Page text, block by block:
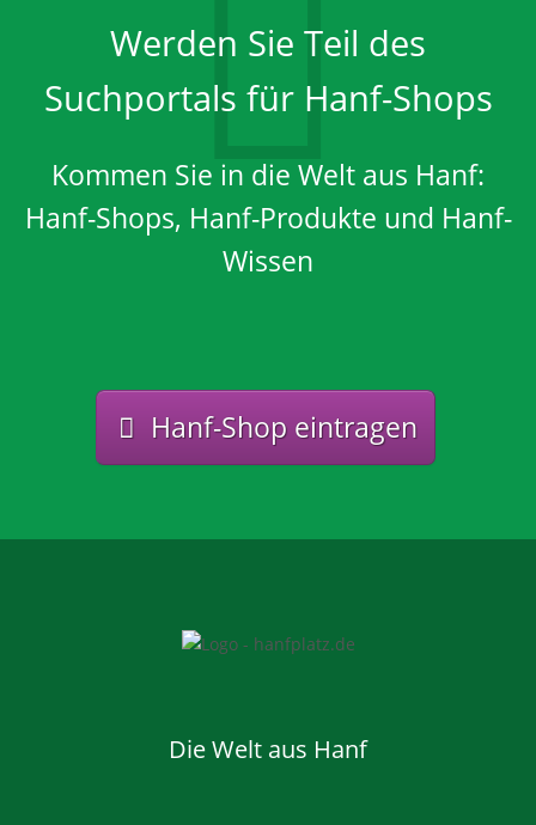
Werden Sie Teil des
Suchportals für Hanf-Shops
Kommen Sie in die Welt aus Hanf:
Hanf-Shops, Hanf-Produkte und Hanf-
Wissen
Hanf-Shop eintragen
Die Welt aus Hanf